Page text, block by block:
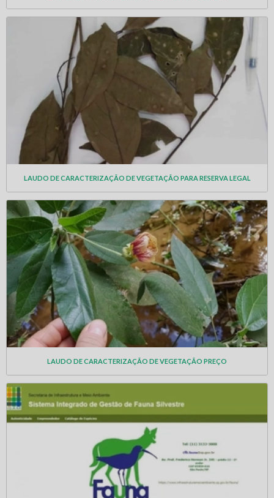
LAUDO DE CARACTERIZAÇÃO DE VEGETAÇÃO PARA RESERVA LEGAL
LAUDO DE CARACTERIZAÇÃO DE VEGETAÇÃO PREÇO